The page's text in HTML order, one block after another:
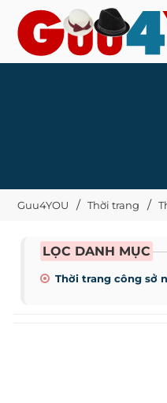
Guu4YOU Thời trang
LỌC DANH MỤC
Thời trang công sở